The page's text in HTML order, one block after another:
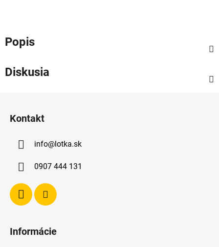
Popis
Diskusia
Kontakt
info@lotka.sk
0907 444 131
Informácie